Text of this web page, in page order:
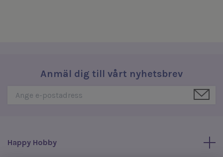
Anmäl dig till vårt nyhetsbrev
Happy Hobby